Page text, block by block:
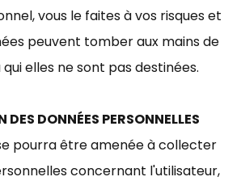
vous le faites à vos risques et
peuvent tomber aux mains de
elles ne sont pas destinées.
DES DONNÉES PERSONNELLES
pourra être amenée à collecter
concernant l'utilisateur,